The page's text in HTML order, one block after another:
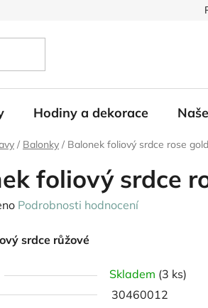
Hodiny a dekorace
/ Balonky / Balonek foliový srdce rose gold
foliový srdce
Podrobnosti hodnocení
srdce růžové
Skladem (3 ks)
30460012